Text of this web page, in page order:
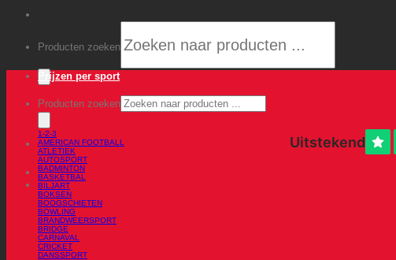
Producten zoeken
Producten zoeken
Prijzen per sport
1-2-3
AMERICAN FOOTBALL
ATLETIEK
AUTOSPORT
BADMINTON
BASKETBAL
BILJART
BOKSEN
BOOGSCHIETEN
BOWLING
BRANDWEERSPORT
BRIDGE
CARNAVAL
CRICKET
DANSSPORT